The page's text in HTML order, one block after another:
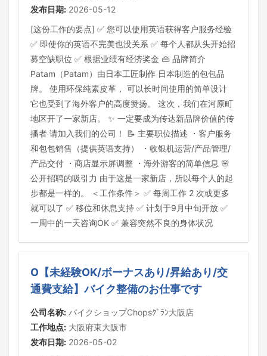
发布日期: 2026-05-12
[这份工作的要点] ✅ 您可以使用英语获得客户服务经验
✅ 即使你的英语不完美也没关系 ✅ 每个人都从头开始招
募空缺职位 ✅ 根据业绩有经济奖金 👜 品牌简介
Patam（Patam）由日本工匠制作 日本制造的包包品
牌。 使用环保纯素皮革， 可以长时间使用的简单设计
它也受到了海外客户的高度赞扬。 这次，我们在河原町
地区开了一家新店。 ✨ 一定要成为传达新品牌价值的传
播者 请加入我们的公司！ 📝 主要职位描述 ・客户服务
和包包销售（提供英语支持） ・收银机运营/产品管理/
产品交付 ・商店显示屏调整 ・海外游客的简单信息 🌸
公开招聘的吸引力 由于这是一家新店，所以每个人的起
步都是一样的。 ＜工作条件＞ ✅ 每周工作 2 次或更多
就可以了 ✅ 移位和休息支持 ✅ 计划于9月中旬开放 ✅
一周中的一天咨询OK ✅ 兼容突然不良的身体状况
O【未経験OK/ボーナスあり/昇給あり/交
通費支給】バイク整備のお仕事です
公司名称: バイクショップChopsｸﾞﾗﾝ大阪店
工作地点: 大阪府東大阪市
发布日期: 2026-05-02